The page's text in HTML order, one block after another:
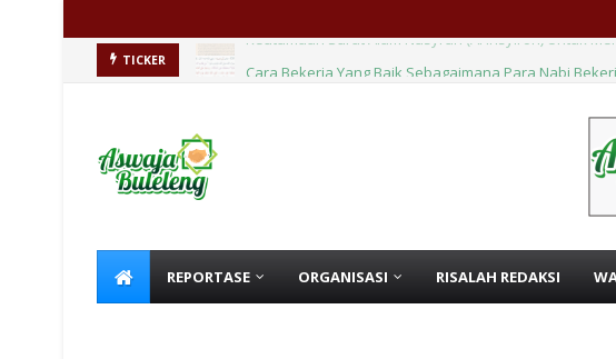
TICKER
REPORTASE ORGANISASI RISALAH REDAKSI